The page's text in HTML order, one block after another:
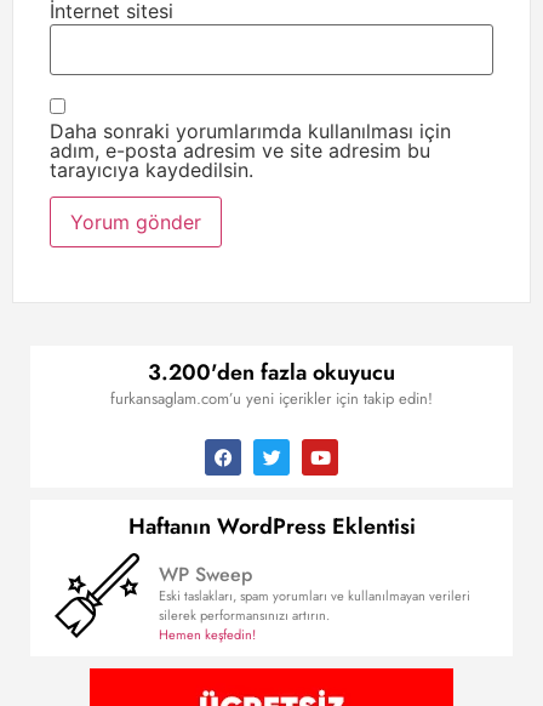
İnternet sitesi
Daha sonraki yorumlarımda kullanılması için
adım, e-posta adresim ve site adresim bu
tarayıcıya kaydedilsin.
3.200'den fazla okuyucu
furkansaglam.com’u yeni içerikler için takip edin!
Haftanın WordPress Eklentisi
WP Sweep
Eski taslakları, spam yorumları ve kullanılmayan verileri
silerek performansınızı artırın.
Hemen keşfedin!